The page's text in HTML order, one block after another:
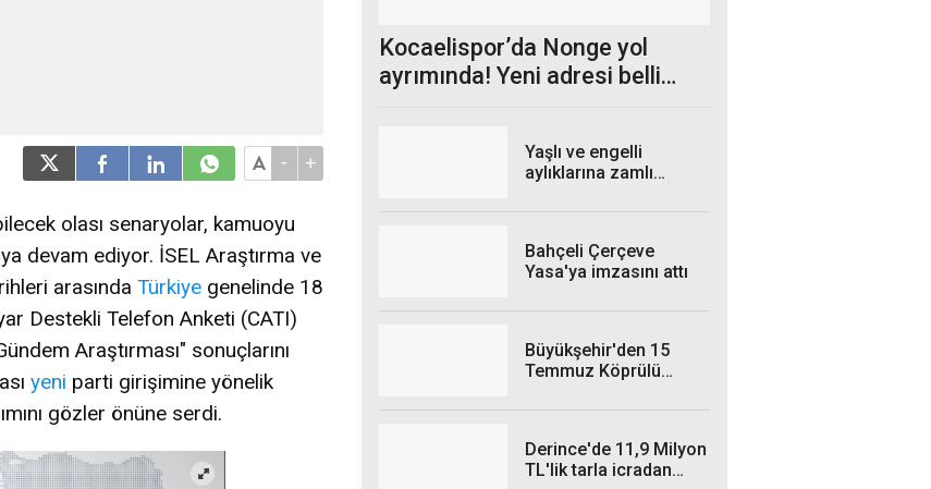
- +
olası senaryolar, kamuoyu
devam ediyor. İSEL Araştırma ve
arasında Türkiye genelinde 18
Destekli Telefon Anketi (CATI)
Araştırması" sonuçlarını
yeni parti girişimine yönelik
gözler önüne serdi.
Kocaelispor’da Nonge yol
ayrımında! Yeni adresi belli
Yaşlı ve engelli
aylıklarına zamlı
Bahçeli Çerçeve
Yasa'ya imzasını attı
Büyükşehir'den 15
Temmuz Köprülü
Derince'de 11,9 Milyon
TL'lik tarla icradan